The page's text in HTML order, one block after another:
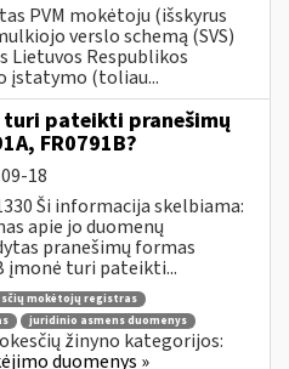
PVM mokėtoju (išskyrus
verslo schemą (SVS)
Lietuvos Respublikos
įstatymo (toliau...
pateikti pranešimų
FR0791B?
18
Ši informacija skelbiama:
apie jo duomenų
pranešimų formas
įmonė turi pateikti...
mokėtojų registras
juridinio asmens duomenys
žinyno kategorijos:
duomenys »